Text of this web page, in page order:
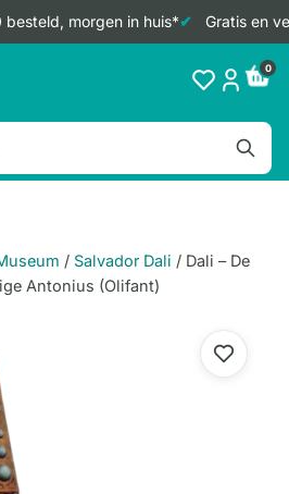
besteld, morgen in huis* Gratis en
0
/ Salvador Dali / Dali – De
Antonius (Olifant)